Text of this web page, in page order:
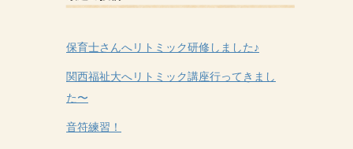
保育士さんへリトミック研修しました♪
関西福祉大へリトミック講座行ってきまし
た〜
音符練習！